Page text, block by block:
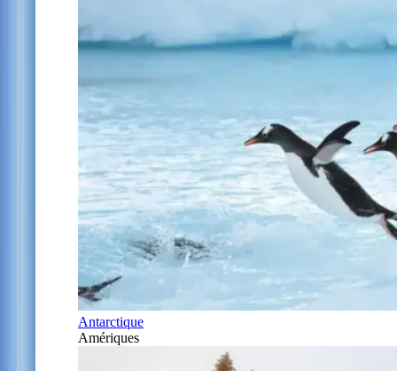
Antarctique
Amériques